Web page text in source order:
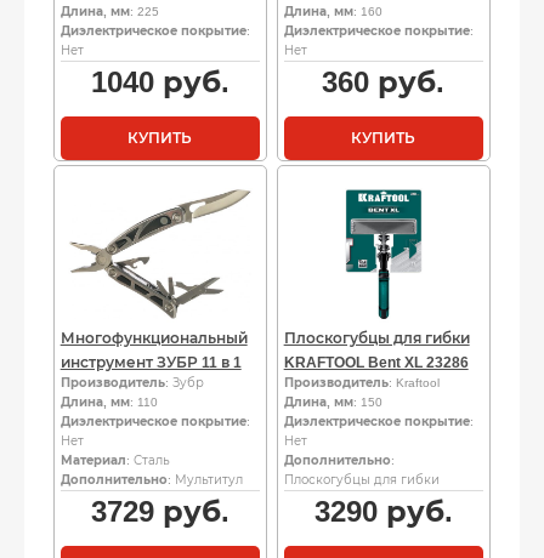
Длина, мм: 225
Диэлектрическое покрытие:
Нет
1040руб.
КУПИТЬ
Длина, мм: 160
Диэлектрическое покрытие:
Нет
360 руб.
КУПИТЬ
Многофункциональный
инструмент ЗУБР 11 в 1
Производитель: Зубр
Длина, мм: 110
Диэлектрическое покрытие:
Нет
Материал: Сталь
Дополнительно: Мультитул
3729руб.
Плоскогубцы для гибки
KRAFTOOL Bent XL 23286
Производитель: Kraftool
Длина, мм: 150
Диэлектрическое покрытие:
Нет
Дополнительно:
Плоскогубцы для гибки
3290руб.